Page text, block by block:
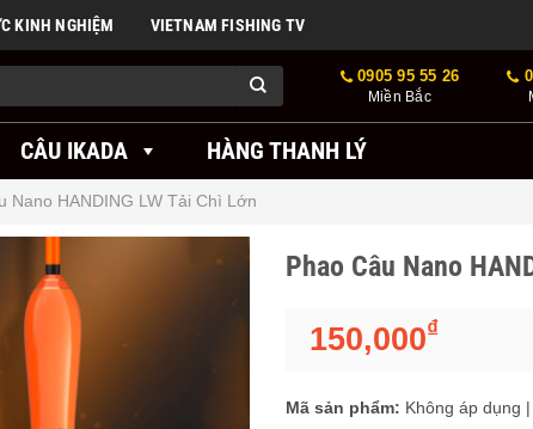
KINH NGHIỆM VIETNAM FISHING TV
0905 95 55 26
Miền Bắc
CÂU IKADA HÀNG THANH LÝ
Nano HANDING LW Tải Chì Lớn
Phao Câu Nano
150,000₫
Mã sản phẩm: Không áp dụng |